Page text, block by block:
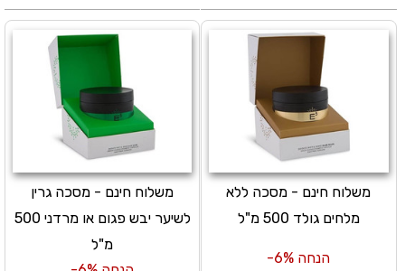
משלוח חינם - מסכה גרין
לשיער יבש פגום או מרדני 500
מ"ל
משלוח חינם - מסכה ללא
מלחים גולד 500 מ"ל
הנחה 6%-